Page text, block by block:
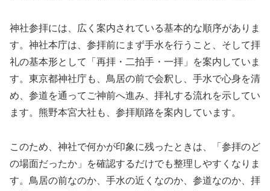
神社参拝には、広く案内されている基本的な順序がありま
す。神社本庁は、参拝前にまず手水を行うこと、そして拝
礼の基本形として「再拝・二拍手・一拝」を案内していま
す。東京都神社庁も、鳥居の前で会釈し、手水で心身を清
め、参道を通ってご神前へ進み、拝礼する流れを示してい
ます。熊野本宮大社も、参拝順路を案内しています。
このため、神社で何かが印象に残ったときは、「参拝のど
の場面だったか」を確認するだけでも整理しやすくなりま
す。鳥居の前なのか、手水の近くなのか、参道なのか、拝